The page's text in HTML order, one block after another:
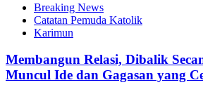
Breaking News
Catatan Pemuda Katolik
Karimun
Membangun Relasi, Dibalik
Muncul Ide dan Gagasan yang